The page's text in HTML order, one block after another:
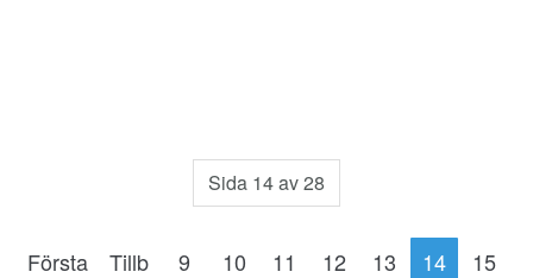
Sida 14 av 28
Första Tillb 9 10 11 12 13 14
15